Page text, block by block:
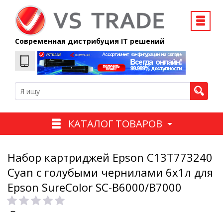
Современная дистрибуция IT решений
КАТАЛОГ ТОВАРОВ
Набор картриджей Epson C13T773240
Cyan с голубыми чернилами 6х1л для
Epson SureColor SC-B6000/B7000